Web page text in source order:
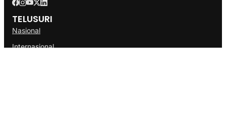
TELUSURI
Nasional
Internasional